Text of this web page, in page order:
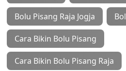
Bolu Pisang Raja Jogja
Cara Bikin Bolu Pisang
Cara Bikin Bolu Pisang Raja